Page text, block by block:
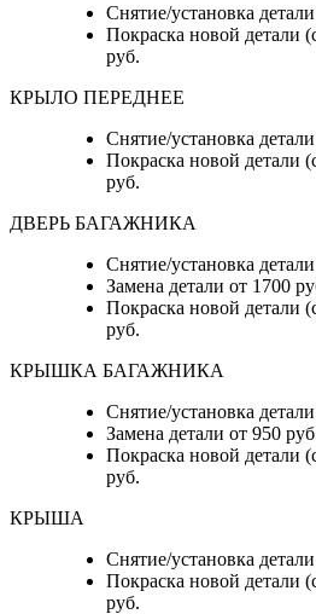
Снятие/установка
Покраска новой детали
руб.
КРЫЛО ПЕРЕДНЕЕ
Снятие/установка
Покраска новой детали
руб.
ДВЕРЬ БАГАЖНИКА
Снятие/установка
Замена детали от 1700
Покраска новой детали
руб.
КРЫШКА БАГАЖНИКА
Снятие/установка
Замена детали от 950
Покраска новой детали
руб.
КРЫША
Снятие/установка
Покраска новой детали
руб.